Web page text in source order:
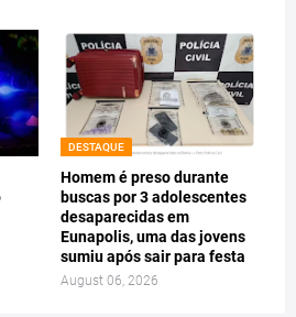
DESTAQUE
Homem é preso durante
buscas por 3 adolescentes
desaparecidas em
Eunapolis, uma das jovens
sumiu após sair para festa
August 06, 2026